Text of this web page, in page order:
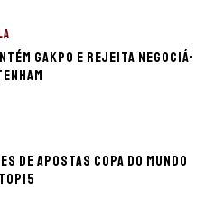
Gakpo e rejeita negociá-
de apostas Copa do Mundo